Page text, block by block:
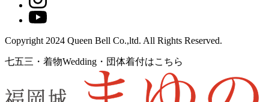
Copyright 2024 Queen Bell Co.,ltd. All Rights Reserved.
七五三・着物Wedding・団体着付はこちら